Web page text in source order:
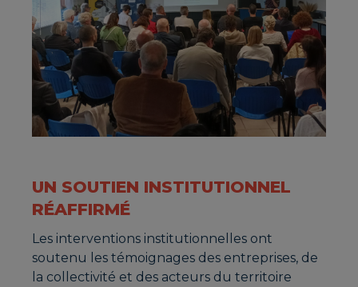
UN SOUTIEN INSTITUTIONNEL
RÉAFFIRMÉ
Les interventions institutionnelles ont
soutenu les témoignages des entreprises, de
la collectivité et des acteurs du territoire